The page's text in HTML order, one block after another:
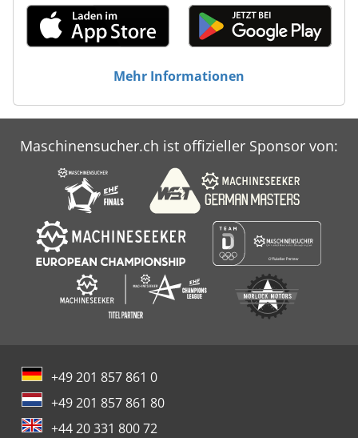
Mehr Informationen
Maschinensucher.ch ist offizieller Sponsor von:
+49 201 857 861 0
+49 201 857 861 80
+44 20 331 800 72